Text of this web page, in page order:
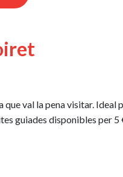
val la pena visitar.
guiades disponibles per